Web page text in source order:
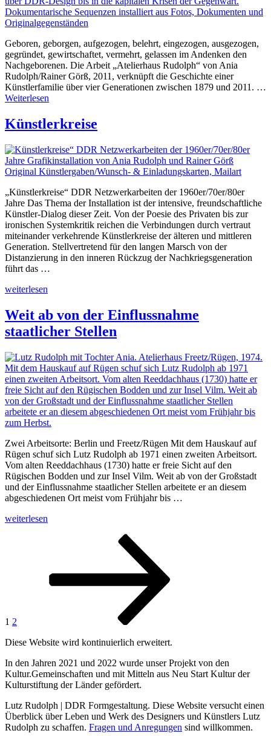
Geboren, geborgen, aufgezogen, belehrt, eingezogen, ausgezogen,
gegründet, gewirtschaftet, vermehrt, gelassen im Andenken den
Nachgeborenen. Die Arbeit „Atelierhaus Rudolph“ von Ania
Rudolph/Rainer Görß, 2011, verknüpft die Geschichte einer
Künstlerfamilie über vier Generationen zwischen 1879 und 2011. …
Weiterlesen
Künstlerkreise
„Künstlerkreise“ DDR Netzwerkarbeiten der 1960er/70er/80er
Jahre Das Thema der Installation ist der intensive, freundschaftliche
Künstler-Dialog dieser Zeit. Von der Poesie des Privaten bis zur
ironischen Systemkritik reichen die Verbindungen durch vertraut
miteinander verkehrende Künstlerkreise der älteren und mittleren
Generation. Stellvertretend für den langen Marsch von der
Distanzierung in den inneren Rückzug der Nachkriegsgeneration
führt das …
„Künstlerkreise“
weiterlesen
Weit ab von der Einflussnahme
staatlicher Stellen
Zwei Arbeitsorte: Berlin und Freetz/Rügen Mit dem Hauskauf auf
Rügen schuf sich Lutz Rudolph ab 1971 einen zweiten Arbeitsort.
Vom alten Reeddachhaus (1730) hatte er freie Sicht auf den
Rügischen Bodden und zur Insel Vilm. Weit ab von der Großstadt
und der Einflussnahme staatlicher Stellen arbeitete er an diesem
abgeschiedenen Ort meist vom Frühjahr bis …
„Weit
weiterlesen
Seitennummerierung
Beiträge
1 2
Diese Website wird kontinuierlich erweitert.
In den Jahren 2021 und 2022 wurde unser Projekt von den
Kultur.Gemeinschaften und mit Mitteln aus Neu Start Kultur der
Kulturstiftung der Länder gefördert.
Lutz Rudolph | DDR Formgestaltung. Diese Website versucht einen
Überblick über Leben und Werk des Designers und Künstlers Lutz
Rudolph zu schaffen. Fragen und Anregungen sind willkommen.